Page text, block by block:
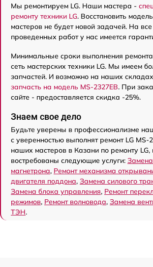
Мы ремонтируем LG. Наши мастера -
ремонту техники LG. Восстановить
мастеров не будет новой задачей. На
проведенных работ у нас имеется
Минимальные сроки выполнения
сеть мастерских техники LG. Мы имеем
запчастей. И возможно на наших складах
запчасть на модель MS-2327EB. При
сайте - предоставляется скидка -25%.
Знаем свое дело
Будьте уверены в профессионализме
с уверенностью выполнят ремонт LG
наших мастеров в Казани по ремонту LG,
востребованы следующие услуги:
магнетрона, Ремонт механизма
двигателя поддона, Замена силового
Замена блока управления, Ремонт
режимов, Ремонт волновода, Замена
ТЭН.